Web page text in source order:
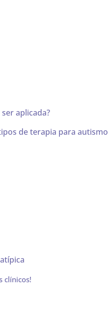
aplicada?
de terapia para autismo
clínicos!